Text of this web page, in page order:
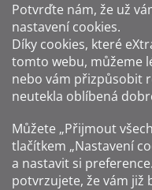
Potvrďte nám​​, že už
nastavení cookies.
Díky cookies, které
tomto webu, můžeme
nebo vám přizpůsobit
neutekla oblíbená
Můžete „Přijmout
tlačítkem „Nastavení
a nastavit si
potvrzujete, že vám již